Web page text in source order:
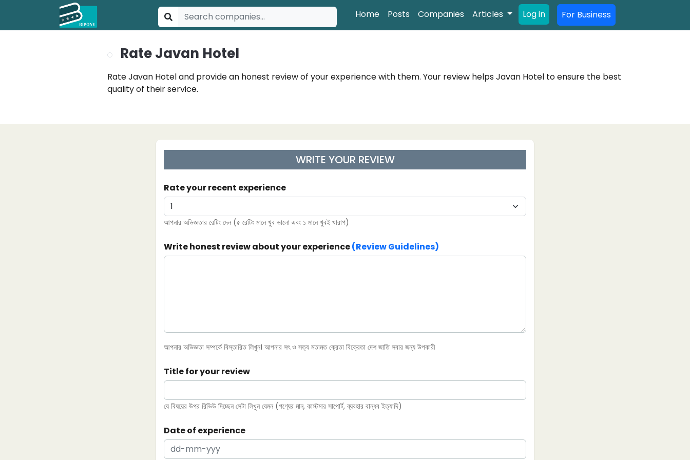
Home Posts Companies Articles Log in For Business
Rate Javan Hotel
Rate Javan Hotel and provide an honest review of your experience with them. Your review helps Javan Hotel to ensure the best
quality of their service.
WRITE YOUR REVIEW
Rate your recent experience
আপনার অভিজ্ঞতার রেটিং দেন (৫ রেটিং মানে খুব ভালো এবং ১ মানে খুবই খারাপ)
Write honest review about your experience(Review Guidelines)
আপনার অভিজ্ঞতা সম্পর্কে বিস্তারিত লিখুন। আপনার সৎ ও সত্য মতামত ক্রেতা বিক্রেতা দেশ জাতি সবার জন্য উপকারী
Title for your review
যে বিষয়ের উপর রিভিউ দিচ্ছেন সেটা লিখুন যেমন (পণ্যের মান, কাস্টমার সাপোর্ট, ব্যবহার বান্ধব ইত্যাদি)
Date of experience